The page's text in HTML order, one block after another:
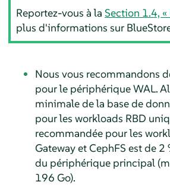
Reportez-vous à laSection 1.4, «
plus d'informations sur
Nous vous recommandons
pour le périphérique WAL.
minimale de la base de
pour les workloads RBD
recommandée pour les
Gateway et CephFS est de 2
du périphérique principal
196 Go).